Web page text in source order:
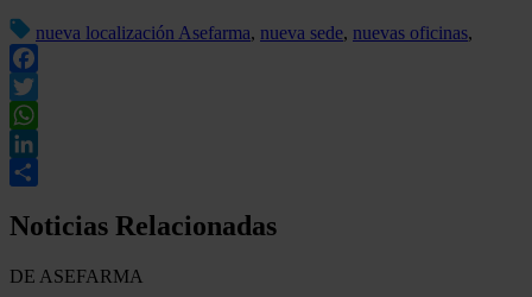
nueva localización Asefarma, nueva sede, nuevas oficinas,
Facebook
Twitter
WhatsApp
LinkedIn
Noticias Relacionadas
DE ASEFARMA